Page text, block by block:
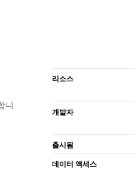
니
리소스
개발자
출시됨
데이터 액세스